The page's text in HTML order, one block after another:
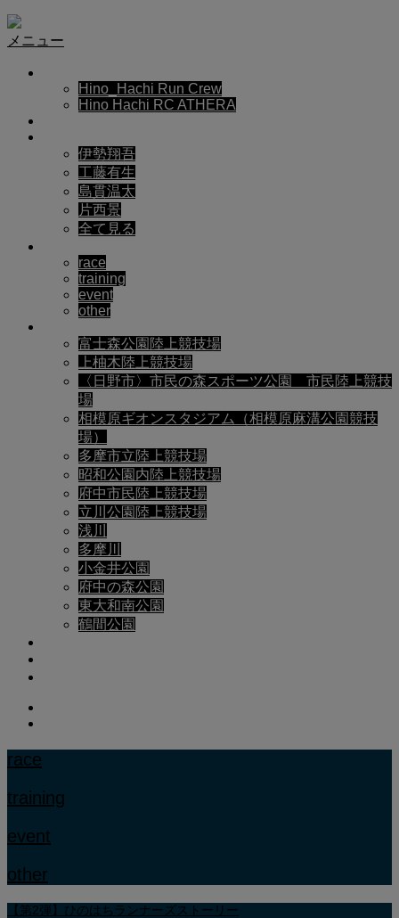
メニュー
Hino_Hachi Run Crew
Hino Hachi RC ATHERA
伊勢翔吾
工藤有生
島貫温太
片西景
全て見る
race
training
event
other
富士森公園陸上競技場
上柚木陸上競技場
〈日野市〉市民の森スポーツ公園 市民陸上競技
場
相模原ギオンスタジアム（相模原麻溝公園競技
場）
多摩市立陸上競技場
昭和公園内陸上競技場
府中市民陸上競技場
立川公園陸上競技場
浅川
多摩川
小金井公園
府中の森公園
東大和南公園
鶴間公園
race
training
event
other
【第2弾】ひのはちランナーズストーリー